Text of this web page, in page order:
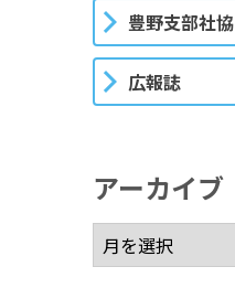
豊野支部社協
広報誌
アーカイブ
アーカイブ